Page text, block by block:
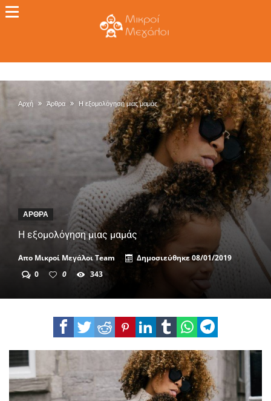
Αρχή Άρθρα Η εξομολόγηση μιας μαμάς
ΆΡΘΡΑ
Η εξομολόγηση μιας μαμάς
Απο Μικροί Μεγάλοι Team Δημοσιεύθηκε08/01/2019
0
0 343